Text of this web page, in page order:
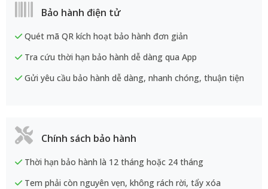
Bảo hành điện tử
Quét mã QR kích hoạt bảo hành đơn giản
Tra cứu thời hạn bảo hành dễ dàng qua App
Gửi yêu cầu bảo hành dễ dàng, nhanh chóng, thuận tiện
Chính sách bảo hành
Thời hạn bảo hành là 12 tháng hoặc 24 tháng
Tem phải còn nguyên vẹn, không rách rời, tẩy xóa